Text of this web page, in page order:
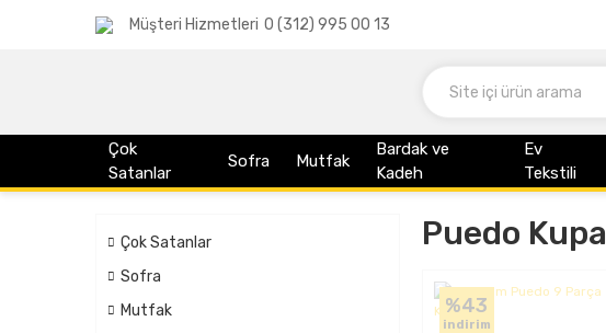
Müşteri Hizmetleri 0 (312) 995 00 13
Çok
Satanlar
Sofra Mutfak
Bardak ve
Kadeh
Ev
Tekstili
Çok Satanlar
Sofra
Mutfak
Puedo Kupa
%43
indirim